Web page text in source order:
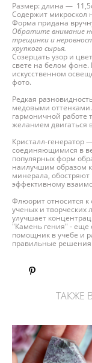
Размер: длина —
Содержит микроскол
Форма придана
Обратите внимание
трещинки и
хрупкого сырья.
Созерцать узор и
свете на белом
искусственном
фото.
Редкая
медовыми оттенками.
гармоничной работе
желанием двигаться
Кристалл-генератор
соединяющимися в
популярных форм
наилучшим образом
минерала,
эффективному
Флюорит относится
ученых и творческих
улучшает
"Камень гения" -
помощник в учебе и
правильные
ТАКЖЕ